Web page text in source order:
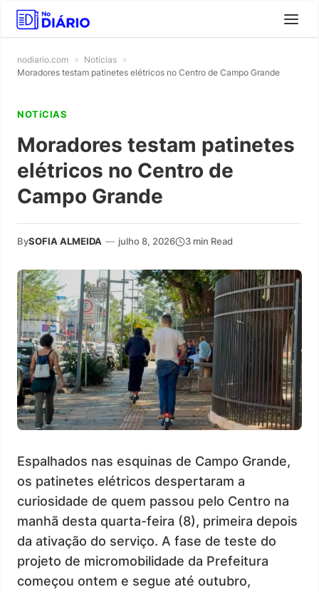
nodiario.com » Notícias »
Moradores testam patinetes elétricos no Centro de Campo Grande
NOTíCIAS
Moradores testam patinetes
elétricos no Centro de
Campo Grande
BySOFIA ALMEIDA — julho 8, 2026 3 min Read
Espalhados nas esquinas de Campo Grande,
os patinetes elétricos despertaram a
curiosidade de quem passou pelo Centro na
manhã desta quarta-feira (8), primeira depois
da ativação do serviço. A fase de teste do
projeto de micromobilidade da Prefeitura
começou ontem e segue até outubro,